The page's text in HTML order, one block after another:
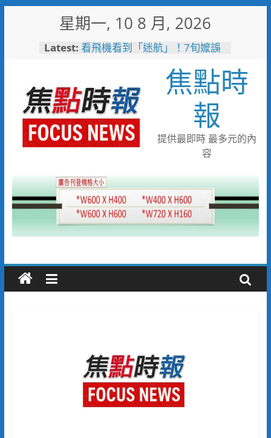
星期一, 10 8 月, 2026
Latest: 看飛機看到「迷航」！7旬嬤誤
免費試飲啤酒x港灣夕陽音樂
會 115年竹南觀光文化季
8/22-23限時登場
失智母親外出迷途 竹警二分局
調閱監視器沿線搜尋接力尋回平
安返家
女子騎乘電動行李箱上路 警二
過度猜疑會扼殺真愛 4個技巧擺
脫感情裡的猜疑陷阱
焦點時
報
提供最即時 最多元的內
容